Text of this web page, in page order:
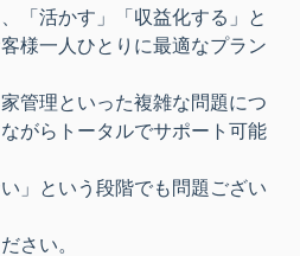
「活かす」「収益化する」と
様一人ひとりに最適なプラン
管理といった複雑な問題につ
がらトータルでサポート可能
」という段階でも問題ござい
さい。